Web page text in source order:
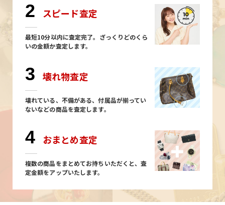
2 スピード査定
最短10分以内に査定完了。ざっくりどのくら
いの金額か査定します。
3 壊れ物査定
壊れている、不備がある、付属品が揃ってい
ないなどの商品を査定します。
4 おまとめ査定
複数の商品をまとめてお持ちいただくと、査
定金額をアップいたします。